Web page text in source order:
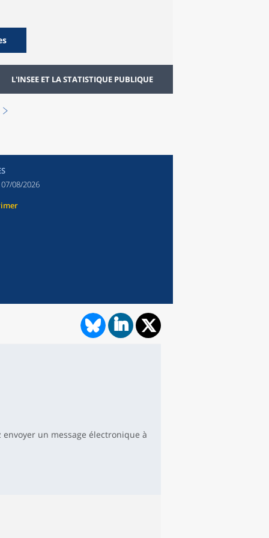
L'INSEE ET LA STATISTIQUE PUBLIQUE
07/08/2026
un message électronique à